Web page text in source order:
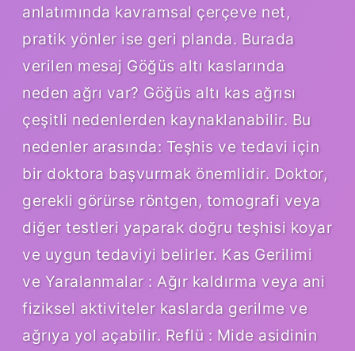
anlatımında kavramsal çerçeve net,
pratik yönler ise geri planda. Burada
verilen mesaj Göğüs altı kaslarında
neden ağrı var? Göğüs altı kas ağrısı
çeşitli nedenlerden kaynaklanabilir. Bu
nedenler arasında: Teşhis ve tedavi için
bir doktora başvurmak önemlidir. Doktor,
gerekli görürse röntgen, tomografi veya
diğer testleri yaparak doğru teşhisi koyar
ve uygun tedaviyi belirler. Kas Gerilimi
ve Yaralanmalar : Ağır kaldırma veya ani
fiziksel aktiviteler kaslarda gerilme ve
ağrıya yol açabilir. Reflü : Mide asidinin